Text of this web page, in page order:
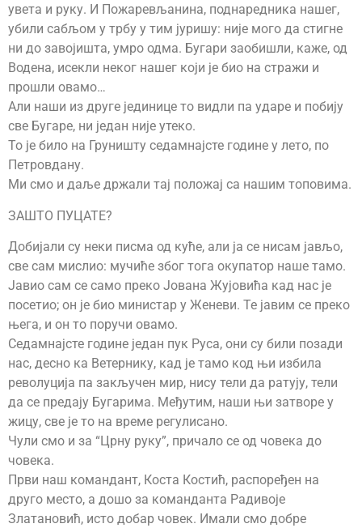
увета и руку. И Пожаревљанина, поднаредника нашег,
убили сабљом у трбу у тим јуришу: није мого да стигне
ни до завојишта, умро одма. Бугари заобишли, каже, од
Водена, исекли неког нашег који је био на стражи и
прошли овамо…
Али наши из друге јединице то видли па ударе и побију
све Бугаре, ни један није утеко.
То је било на Груништу седамнајсте године у лето, по
Петровдану.
Ми смо и даље држали тај положај са нашим топовима.
ЗАШТО ПУЦАТЕ?
Добијали су неки писма од куће, али ја се нисам јављо,
све сам мислио: мучиће због тога окупатор наше тамо.
Јавио сам се само преко Јована Жујовића кад нас је
посетио; он је био министар у Женеви. Те јавим се преко
њега, и он то поручи овамо.
Седамнајсте године један пук Руса, они су били позади
нас, десно ка Ветернику, кад је тамо код њи избила
револуција па закључен мир, нису тели да ратују, тели
да се предају Бугарима. Међутим, наши њи затворе у
жицу, све је то на време регулисано.
Чули смо и за “Црну руку”, причало се од човека до
човека.
Први наш командант, Коста Костић, распоређен на
друго место, а дошо за команданта Радивоје
Златановић, исто добар човек. Имали смо добре